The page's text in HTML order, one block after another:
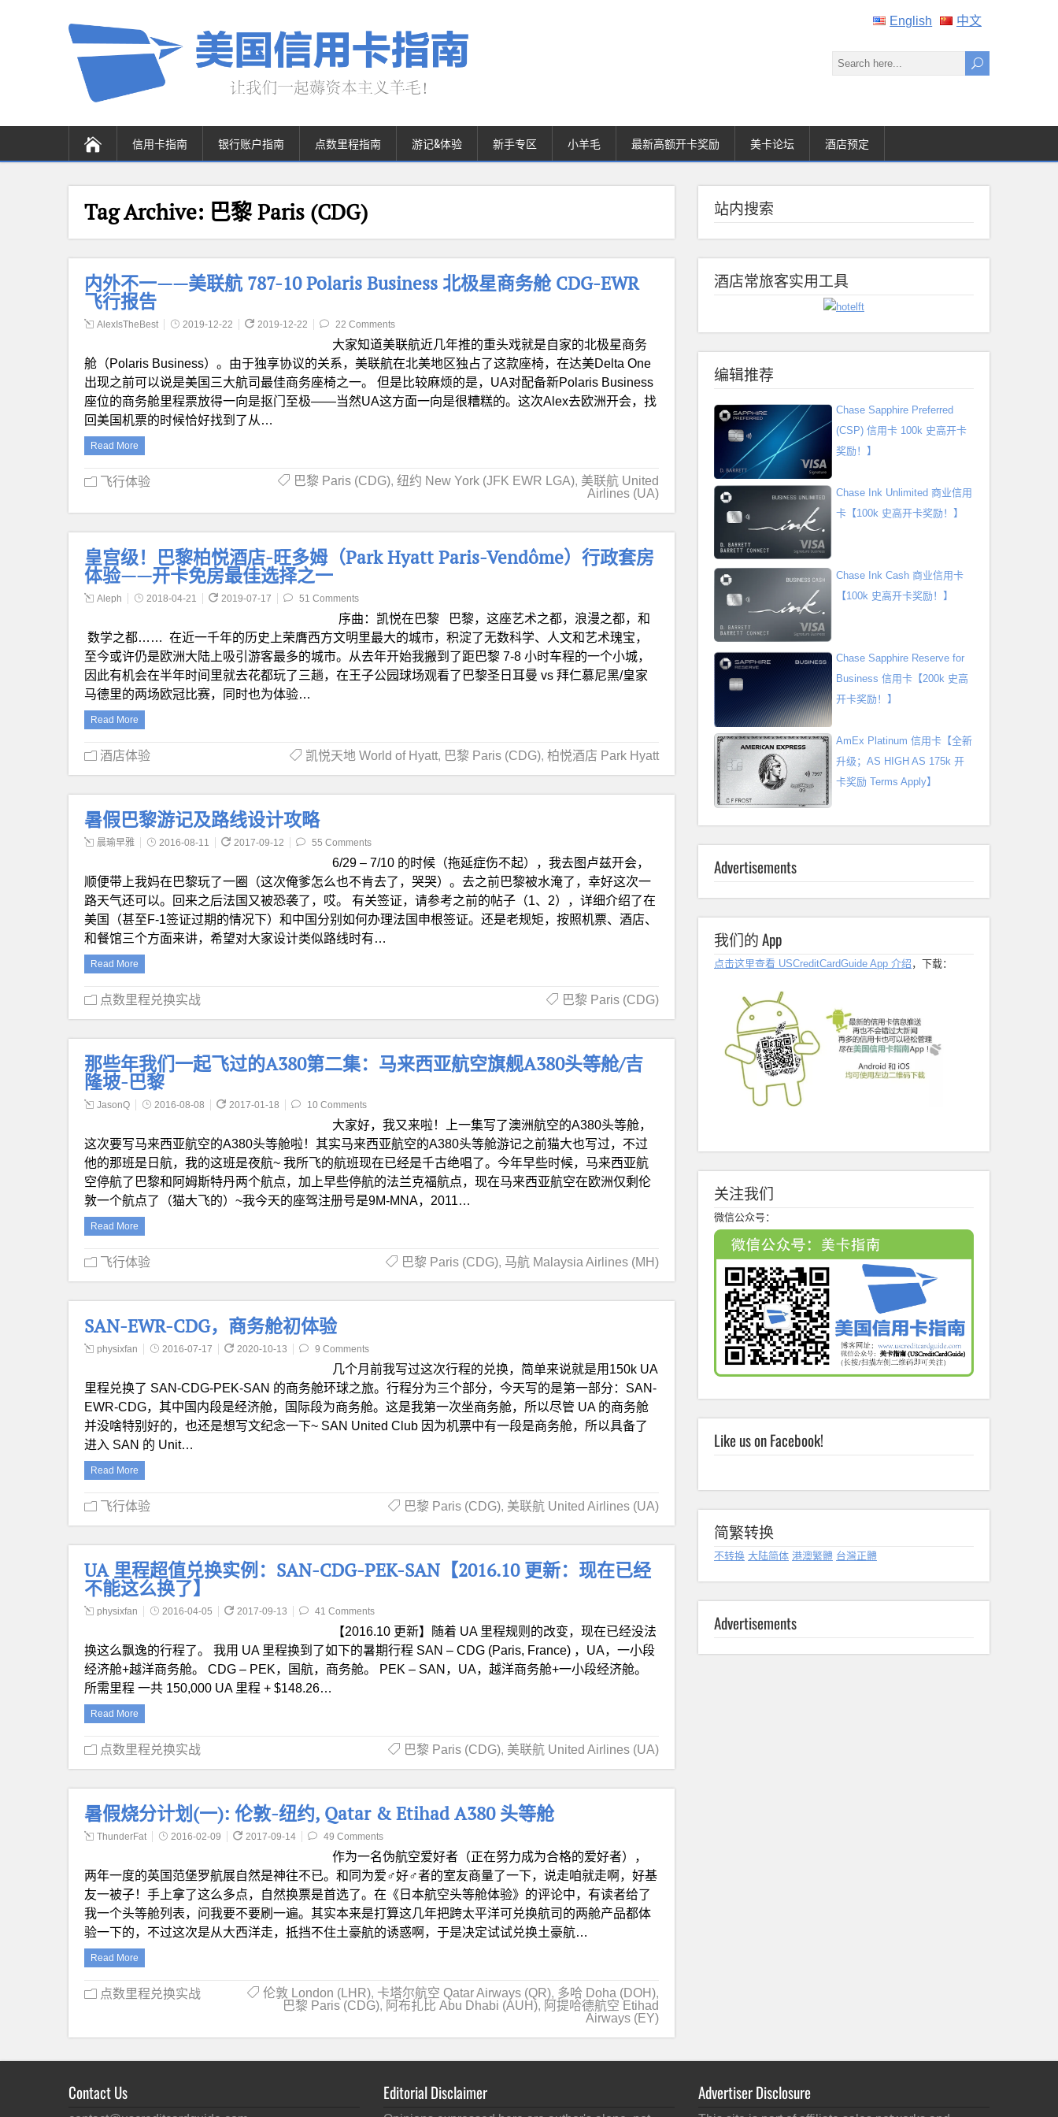
English 中文
信用卡指南 银行账户指南 点数里程指南 游记&体验 新手专区 小羊毛 最新高额开卡奖励 美卡论坛 酒店预定
Tag Archive: 巴黎 Paris (CDG)
内外不一——美联航 787-10 Polaris Business 北极星商务舱 CDG-EWR
飞行报告
AlexIsTheBest 2019-12-22 2019-12-22 22 Comments
大家知道美联航近几年推的重头戏就是自家的北极星商务
舱（Polaris Business）。由于独享协议的关系，美联航在北美地区独占了这款座椅，在达美Delta One
出现之前可以说是美国三大航司最佳商务座椅之一。 但是比较麻烦的是，UA对配备新Polaris Business
座位的商务舱里程票放得一向是抠门至极——当然UA这方面一向是很糟糕的。这次Alex去欧洲开会，找
回美国机票的时候恰好找到了从…
Read More
飞行体验 巴黎 Paris (CDG), 纽约 New York (JFK EWR LGA), 美联航 United
Airlines (UA)
皇宫级！巴黎柏悦酒店-旺多姆（Park Hyatt Paris-Vendôme）行政套房
体验——开卡免房最佳选择之一
Aleph 2018-04-21 2019-07-17 51 Comments
序曲：凯悦在巴黎 巴黎，这座艺术之都，浪漫之都，和
数学之都…… 在近一千年的历史上荣膺西方文明里最大的城市，积淀了无数科学、人文和艺术瑰宝，
至今或许仍是欧洲大陆上吸引游客最多的城市。从去年开始我搬到了距巴黎 7-8 小时车程的一个小城，
因此有机会在半年时间里就去花都玩了三趟，在王子公园球场观看了巴黎圣日耳曼 vs 拜仁慕尼黑/皇家
马德里的两场欧冠比赛，同时也为体验…
Read More
酒店体验 凯悦天地 World of Hyatt, 巴黎 Paris (CDG), 柏悦酒店 Park Hyatt
暑假巴黎游记及路线设计攻略
晨瑜早雅 2016-08-11 2017-09-12 55 Comments
6/29 – 7/10 的时候（拖延症伤不起），我去图卢兹开会，
顺便带上我妈在巴黎玩了一圈（这次俺爹怎么也不肯去了，哭哭）。去之前巴黎被水淹了，幸好这次一
路天气还可以。回来之后法国又被恐袭了，哎。 有关签证，请参考之前的帖子（1、2），详细介绍了在
美国（甚至F-1签证过期的情况下）和中国分别如何办理法国申根签证。还是老规矩，按照机票、酒店、
和餐馆三个方面来讲，希望对大家设计类似路线时有…
Read More
点数里程兑换实战 巴黎 Paris (CDG)
那些年我们一起飞过的A380第二集：马来西亚航空旗舰A380头等舱/吉
隆坡-巴黎
JasonQ 2016-08-08 2017-01-18 10 Comments
大家好，我又来啦！上一集写了澳洲航空的A380头等舱，
这次要写马来西亚航空的A380头等舱啦！其实马来西亚航空的A380头等舱游记之前猫大也写过，不过
他的那班是日航，我的这班是夜航~ 我所飞的航班现在已经是千古绝唱了。今年早些时候，马来西亚航
空停航了巴黎和阿姆斯特丹两个航点，加上早些停航的法兰克福航点，现在马来西亚航空在欧洲仅剩伦
敦一个航点了（猫大飞的）~我今天的座驾注册号是9M-MNA，2011…
Read More
飞行体验 巴黎 Paris (CDG), 马航 Malaysia Airlines (MH)
SAN-EWR-CDG，商务舱初体验
physixfan 2016-07-17 2020-10-13 9 Comments
几个月前我写过这次行程的兑换，简单来说就是用150k UA
里程兑换了 SAN-CDG-PEK-SAN 的商务舱环球之旅。行程分为三个部分，今天写的是第一部分：SAN-
EWR-CDG，其中国内段是经济舱，国际段为商务舱。这是我第一次坐商务舱，所以尽管 UA 的商务舱
并没啥特别好的，也还是想写文纪念一下~ SAN United Club 因为机票中有一段是商务舱，所以具备了
进入 SAN 的 Unit…
Read More
飞行体验 巴黎 Paris (CDG), 美联航 United Airlines (UA)
UA 里程超值兑换实例：SAN-CDG-PEK-SAN【2016.10 更新：现在已经
不能这么换了】
physixfan 2016-04-05 2017-09-13 41 Comments
【2016.10 更新】随着 UA 里程规则的改变，现在已经没法
换这么飘逸的行程了。 我用 UA 里程换到了如下的暑期行程 SAN – CDG (Paris, France) ，UA，一小段
经济舱+越洋商务舱。 CDG – PEK，国航，商务舱。 PEK – SAN，UA，越洋商务舱+一小段经济舱。
所需里程 一共 150,000 UA 里程 + $148.26…
Read More
点数里程兑换实战 巴黎 Paris (CDG), 美联航 United Airlines (UA)
暑假烧分计划(一): 伦敦-纽约, Qatar & Etihad A380 头等舱
ThunderFat 2016-02-09 2017-09-14 49 Comments
作为一名伪航空爱好者（正在努力成为合格的爱好者），
两年一度的英国范堡罗航展自然是神往不已。和同为爱♂好♂者的室友商量了一下，说走咱就走啊，好基
友一被子！手上拿了这么多点，自然换票是首选了。在《日本航空头等舱体验》的评论中，有读者给了
我一个头等舱列表，问我要不要刷一遍。其实本来是打算这几年把跨太平洋可兑换航司的两舱产品都体
验一下的，不过这次是从大西洋走，抵挡不住土豪航的诱惑啊，于是决定试试兑换土豪航…
Read More
点数里程兑换实战 伦敦 London (LHR), 卡塔尔航空 Qatar Airways (QR), 多哈 Doha (DOH),
巴黎 Paris (CDG), 阿布扎比 Abu Dhabi (AUH), 阿提哈德航空 Etihad
Airways (EY)
站内搜索
酒店常旅客实用工具
编辑推荐
Chase Sapphire Preferred
(CSP) 信用卡 100k 史高开卡
奖励！】
Chase Ink Unlimited 商业信用
卡【100k 史高开卡奖励！】
Chase Ink Cash 商业信用卡
【100k 史高开卡奖励！】
Chase Sapphire Reserve for
Business 信用卡【200k 史高
开卡奖励！】
AmEx Platinum 信用卡【全新
升级；AS HIGH AS 175k 开
卡奖励 Terms Apply】
Advertisements
我们的 App
点击这里查看 USCreditCardGuide App 介绍 ，下载：
关注我们
微信公众号：
Like us on Facebook!
简繁转换
不转换 大陆简体 港澳繁體 台灣正體
Advertisements
Contact Us Editorial Disclaimer Advertiser Disclosure